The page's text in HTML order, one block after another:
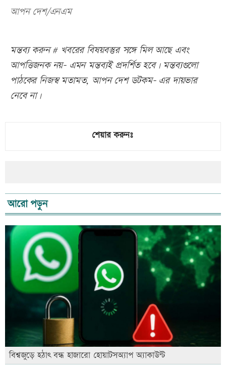
আপন দেশ/এনএম
মন্তব্য করুন # খবরের বিষয়বস্তুর সঙ্গে মিল আছে এবং
আপত্তিজনক নয়- এমন মন্তব্যই প্রদর্শিত হবে। মন্তব্যগুলো
পাঠকের নিজস্ব মতামত, আপন দেশ ডটকম- এর দায়ভার
নেবে না।
শেয়ার করুনঃ
আরো পড়ুন
বিশ্বজুড়ে হঠাৎ বন্ধ হাজারো হোয়াটসঅ্যাপ অ্যাকাউন্ট